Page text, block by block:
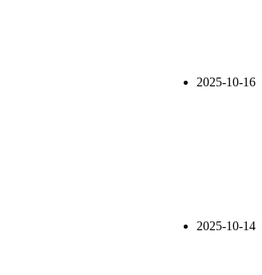
2025-10-16
2025-10-14